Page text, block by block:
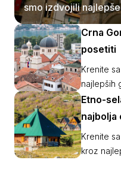
smo izdvojili
njenom tlu.
Crna
posetiti
Krenite
najlepših
Etno-
najbolja
Krenite
kroz